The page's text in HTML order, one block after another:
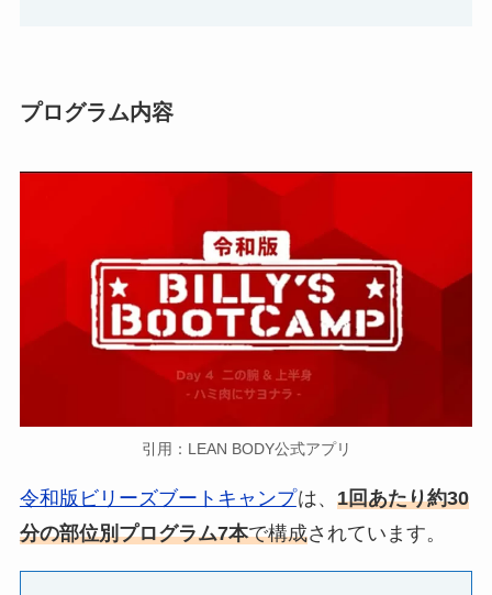
プログラム内容
引用：LEAN BODY公式アプリ
令和版ビリーズブートキャンプは、 1回あたり約30
分の部位別プログラム7本で構成されています。